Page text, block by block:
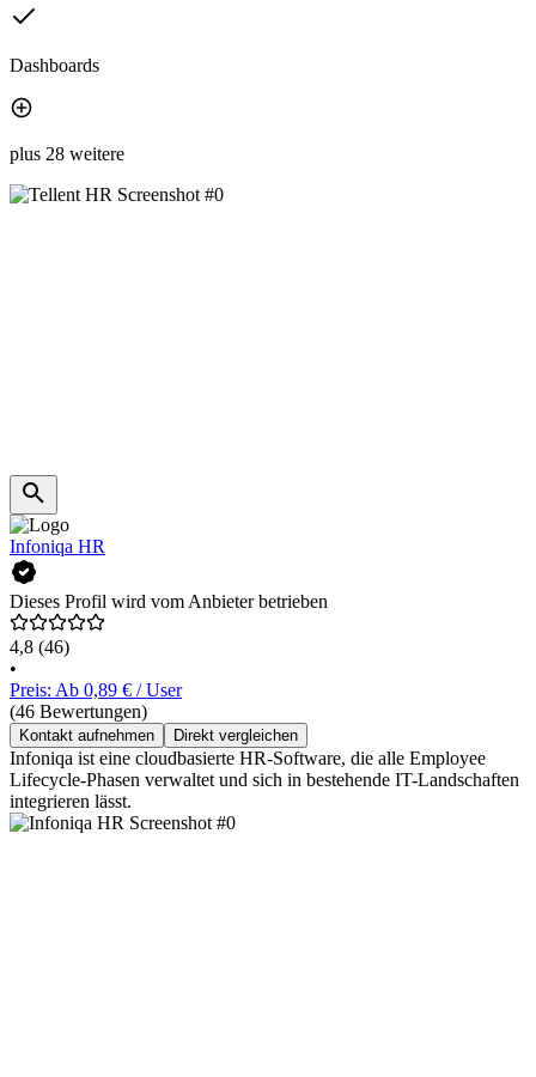
Dashboards
plus 28 weitere
Infoniqa HR
Dieses Profil wird vom Anbieter betrieben
4,8 (46)
•
Preis: Ab 0,89 € / User
(46 Bewertungen)
Kontakt aufnehmen Direkt vergleichen
Infoniqa ist eine cloudbasierte HR-Software, die alle Employee
Lifecycle-Phasen verwaltet und sich in bestehende IT-Landschaften
integrieren lässt.